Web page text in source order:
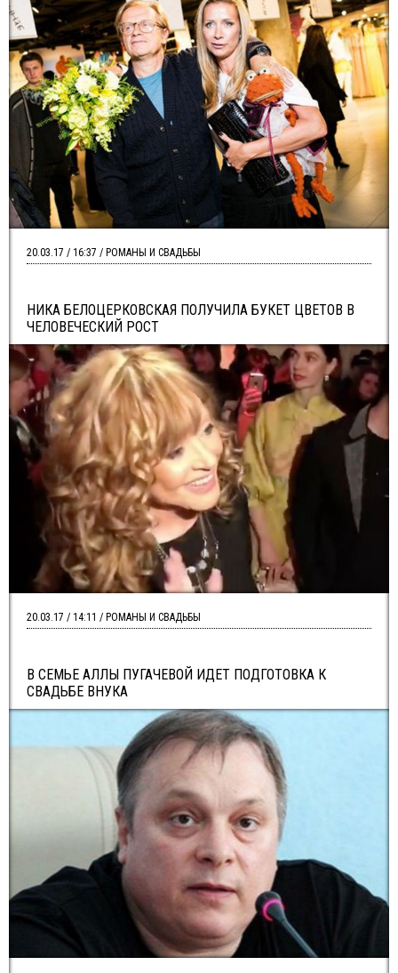
НИКА БЕЛОЦЕРКОВСКАЯ ПОЛУЧИЛА БУКЕТ ЦВЕТОВ В
ЧЕЛОВЕЧЕСКИЙ РОСТ
20.03.17 / 16:37 / РОМАНЫ И СВАДЬБЫ
В СЕМЬЕ АЛЛЫ ПУГАЧЕВОЙ ИДЕТ ПОДГОТОВКА К
СВАДЬБЕ ВНУКА
20.03.17 / 14:11 / РОМАНЫ И СВАДЬБЫ